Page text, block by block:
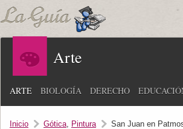
Arte
ARTE BIOLOGÍA DERECHO
Inicio Gótica, Pintura San Juan en